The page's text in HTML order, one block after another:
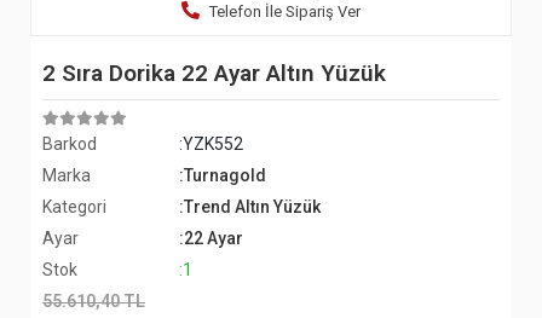
Telefon İle Sipariş Ver
2 Sıra Dorika 22 Ayar Altın Yüzük
Barkod
:YZK552
Marka
:Turnagold
Kategori
:Trend Altın Yüzük
Ayar
:22 Ayar
Stok
:1
55.610,40 TL